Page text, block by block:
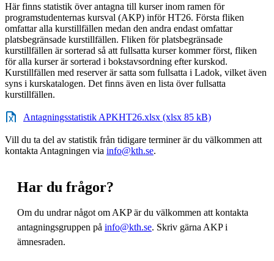
Här finns statistik över antagna till kurser inom ramen för
programstudenternas kursval (AKP) inför HT26. Första fliken
omfattar alla kurstillfällen medan den andra endast omfattar
platsbegränsade kurstillfällen. Fliken för platsbegränsade
kurstillfällen är sorterad så att fullsatta kurser kommer först, fliken
för alla kurser är sorterad i bokstavsordning efter kurskod.
Kurstillfällen med reserver är satta som fullsatta i Ladok, vilket även
syns i kurskatalogen. Det finns även en lista över fullsatta
kurstillfällen.
Antagningsstatistik APKHT26.xlsx (xlsx 85 kB)
Vill du ta del av statistik från tidigare terminer är du välkommen att
kontakta Antagningen via info@kth.se.
Har du frågor?
Om du undrar något om AKP är du välkommen att kontakta
antagningsgruppen på info@kth.se. Skriv gärna AKP i
ämnesraden.